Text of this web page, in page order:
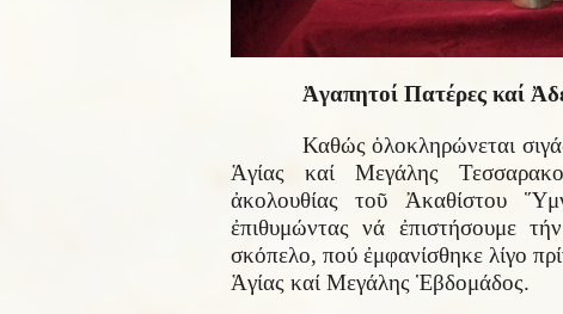
Ἀγαπητοί Πατέρες καί
Καθώς ὁλοκληρώνεται
Ἁγίας καί Μεγάλης
ἀκολουθίας τοῦ Ἀκαθίστου
ἐπιθυμώντας νά ἐπιστήσουμε
σκόπελο, πού ἐμφανίσθηκε λίγο
Ἁγίας καί Μεγάλης Ἑβδομάδος.